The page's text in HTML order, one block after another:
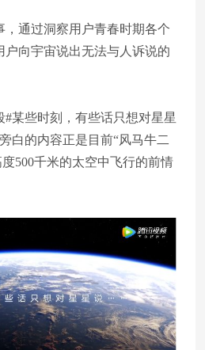
，通过洞察用户青春时期各个
户向宇宙说出无法与人诉说的
某些时刻，有些话只想对星星
白的内容正是目前“风马牛二
500千米的太空中飞行的前情